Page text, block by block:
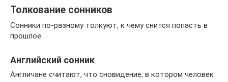
Толкование сонников
Сонники по-разному толкуют, к чему снится попасть в
прошлое.
Английский сонник
Англичане считают, что сновидение, в котором человек